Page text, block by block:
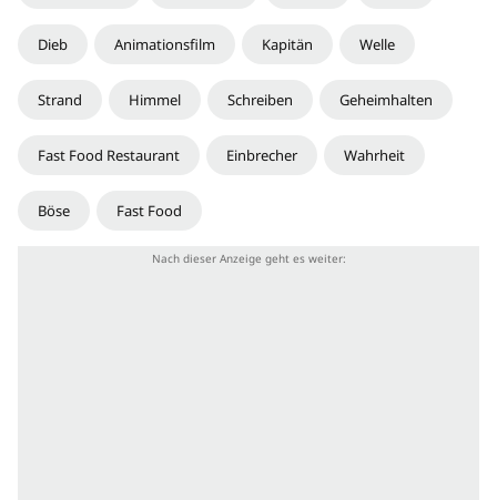
Dieb Animationsfilm Kapitän Welle
Strand Himmel Schreiben Geheimhalten
Fast Food Restaurant Einbrecher Wahrheit
Böse Fast Food